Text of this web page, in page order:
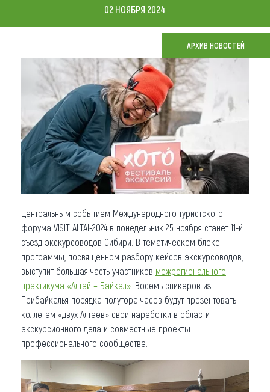
Карта
Что привезти (сувениры)
О регионе
Коллекция впечатлений
Другие рубрики
02 НОЯБРЯ 2024
АРХИВ НОВОСТЕЙ
Центральным событием Международного туристского
форума VISIT ALTAI-2024 в понедельник 25 ноября станет 11-й
съезд экскурсоводов Сибири. В тематическом блоке
программы, посвященном разбору кейсов экскурсоводов,
выступит большая часть участников межрегионального
практикума «Алтай – Байкал» . Восемь спикеров из
Прибайкалья порядка полутора часов будут презентовать
коллегам «двух Алтаев» свои наработки в области
экскурсионного дела и совместные проекты
профессионального сообщества.